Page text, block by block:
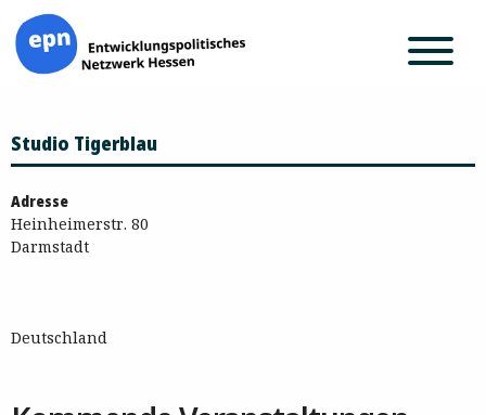
Inhalt
springen
Studio Tigerblau
Adresse
Heinheimerstr. 80
Darmstadt
Deutschland